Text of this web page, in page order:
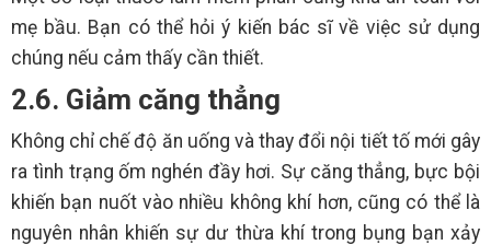
mẹ bầu. Bạn có thể hỏi ý kiến bác sĩ về việc sử dụng
chúng nếu cảm thấy cần thiết.
2.6. Giảm căng thẳng
Không chỉ chế độ ăn uống và thay đổi nội tiết tố mới gây
ra tình trạng ốm nghén đầy hơi. Sự căng thẳng, bực bội
khiến bạn nuốt vào nhiều không khí hơn, cũng có thể là
nguyên nhân khiến sự dư thừa khí trong bụng bạn xảy